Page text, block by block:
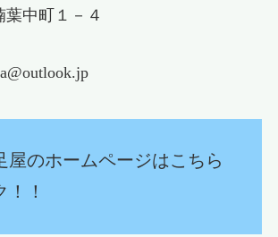
中町１－４
屋のホームページはこちら
！